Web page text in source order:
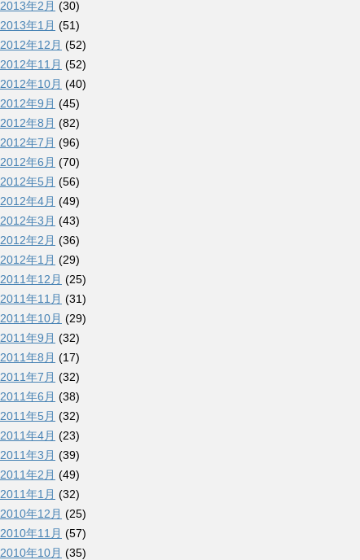
2013年2月 (30)
2013年1月 (51)
2012年12月 (52)
2012年11月 (52)
2012年10月 (40)
2012年9月 (45)
2012年8月 (82)
2012年7月 (96)
2012年6月 (70)
2012年5月 (56)
2012年4月 (49)
2012年3月 (43)
2012年2月 (36)
2012年1月 (29)
2011年12月 (25)
2011年11月 (31)
2011年10月 (29)
2011年9月 (32)
2011年8月 (17)
2011年7月 (32)
2011年6月 (38)
2011年5月 (32)
2011年4月 (23)
2011年3月 (39)
2011年2月 (49)
2011年1月 (32)
2010年12月 (25)
2010年11月 (57)
2010年10月 (35)